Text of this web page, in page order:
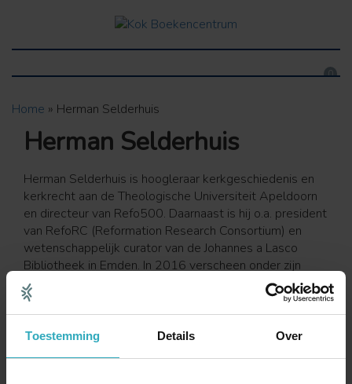
Toestemming Details Over
0
Home » Herman Selderhuis
Herman Selderhuis
Herman Selderhuis is hoogleraar kerkgeschiedenis en
kerkrecht aan de Theologische Universiteit Apeldoorn
en directeur van Refo500. Daarnaast is hij o.a. president
van RefoRC (Reformation Research Consortium) en
wetenschappelijk curator van de Johannes a Lasco
Bibliotheek in Emden. In 2016 verscheen onder zijn
redactie
, een uitgave die enthousiast
werd ontvangen.
Alles
Hardbacks / Paperbacks
E-books